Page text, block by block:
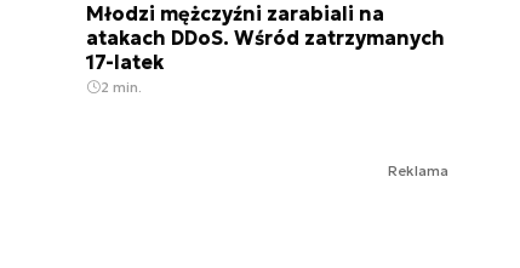
Młodzi mężczyźni zarabiali na
atakach DDoS. Wśród zatrzymanych
17-latek
2 min.
Reklama